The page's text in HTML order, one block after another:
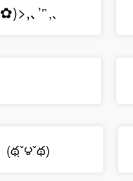
✿)>,､ ’’`,､
(థฺˇ౪ˇథ)